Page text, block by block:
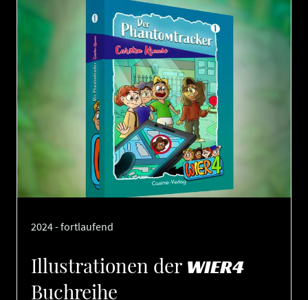
2024 - fortlaufend
Illustrationen der WIER4
Buchreihe